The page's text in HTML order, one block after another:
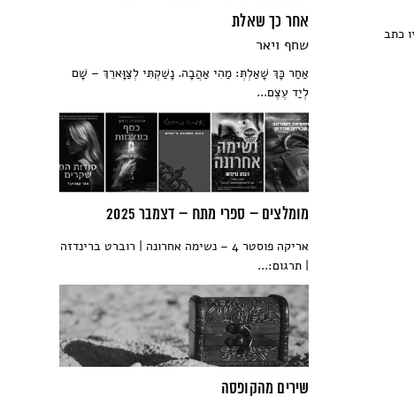
אחר כך שאלת
שחף ויאר
אַחַר כָּךְ שָׁאַלְתְּ: מַהִי אַהֲבָה. נָשַׁקְתִּי לְצַוָּארֵךְ – שָׁם
לְיַד עֶצֶם...
מומלצים – ספרי מתח – דצמבר 2025
אריקה פוסטר 4 – נשימה אחרונה | רוברט ברינדזה
| תרגום:...
שירים מהקופסה
כתב